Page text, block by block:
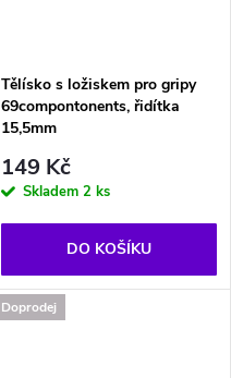
Tělísko s ložiskem pro gripy
69compontonents, řidítka
15,5mm
149 Kč
Skladem 2 ks
DO KOŠÍKU
Doprodej